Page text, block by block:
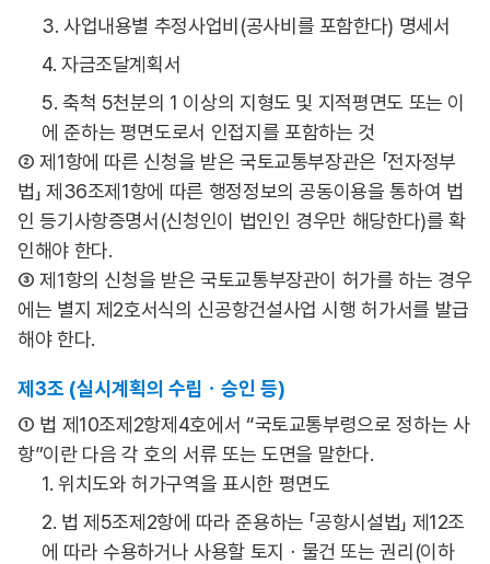
3. 사업내용별 추정사업비(공사비를 포함한다) 명세서
4. 자금조달계획서
5. 축척 5천분의 1 이상의 지형도 및 지적평면도 또는 이
에 준하는 평면도로서 인접지를 포함하는 것
② 제1항에 따른 신청을 받은 국토교통부장관은 「전자정부
법」 제36조제1항에 따른 행정정보의 공동이용을 통하여 법
인 등기사항증명서(신청인이 법인인 경우만 해당한다)를 확
인해야 한다.
③ 제1항의 신청을 받은 국토교통부장관이 허가를 하는 경우
에는 별지 제2호서식의 신공항건설사업 시행 허가서를 발급
해야 한다.
제3조 (실시계획의 수립ㆍ승인 등)
① 법 제10조제2항제4호에서 “국토교통부령으로 정하는 사
항”이란 다음 각 호의 서류 또는 도면을 말한다.
1. 위치도와 허가구역을 표시한 평면도
2. 법 제5조제2항에 따라 준용하는 「공항시설법」 제12조
에 따라 수용하거나 사용할 토지ㆍ물건 또는 권리(이하